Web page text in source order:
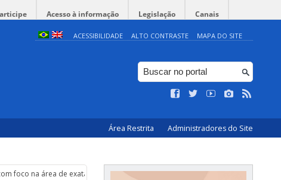
Acesso à informação Legislação Canais
ACESSIBILIDADE ALTO CONTRASTE MAPA DO SITE
Área Restrita Administradores do Site
foco na área de exatas